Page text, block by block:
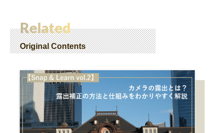
Related
Original Contents